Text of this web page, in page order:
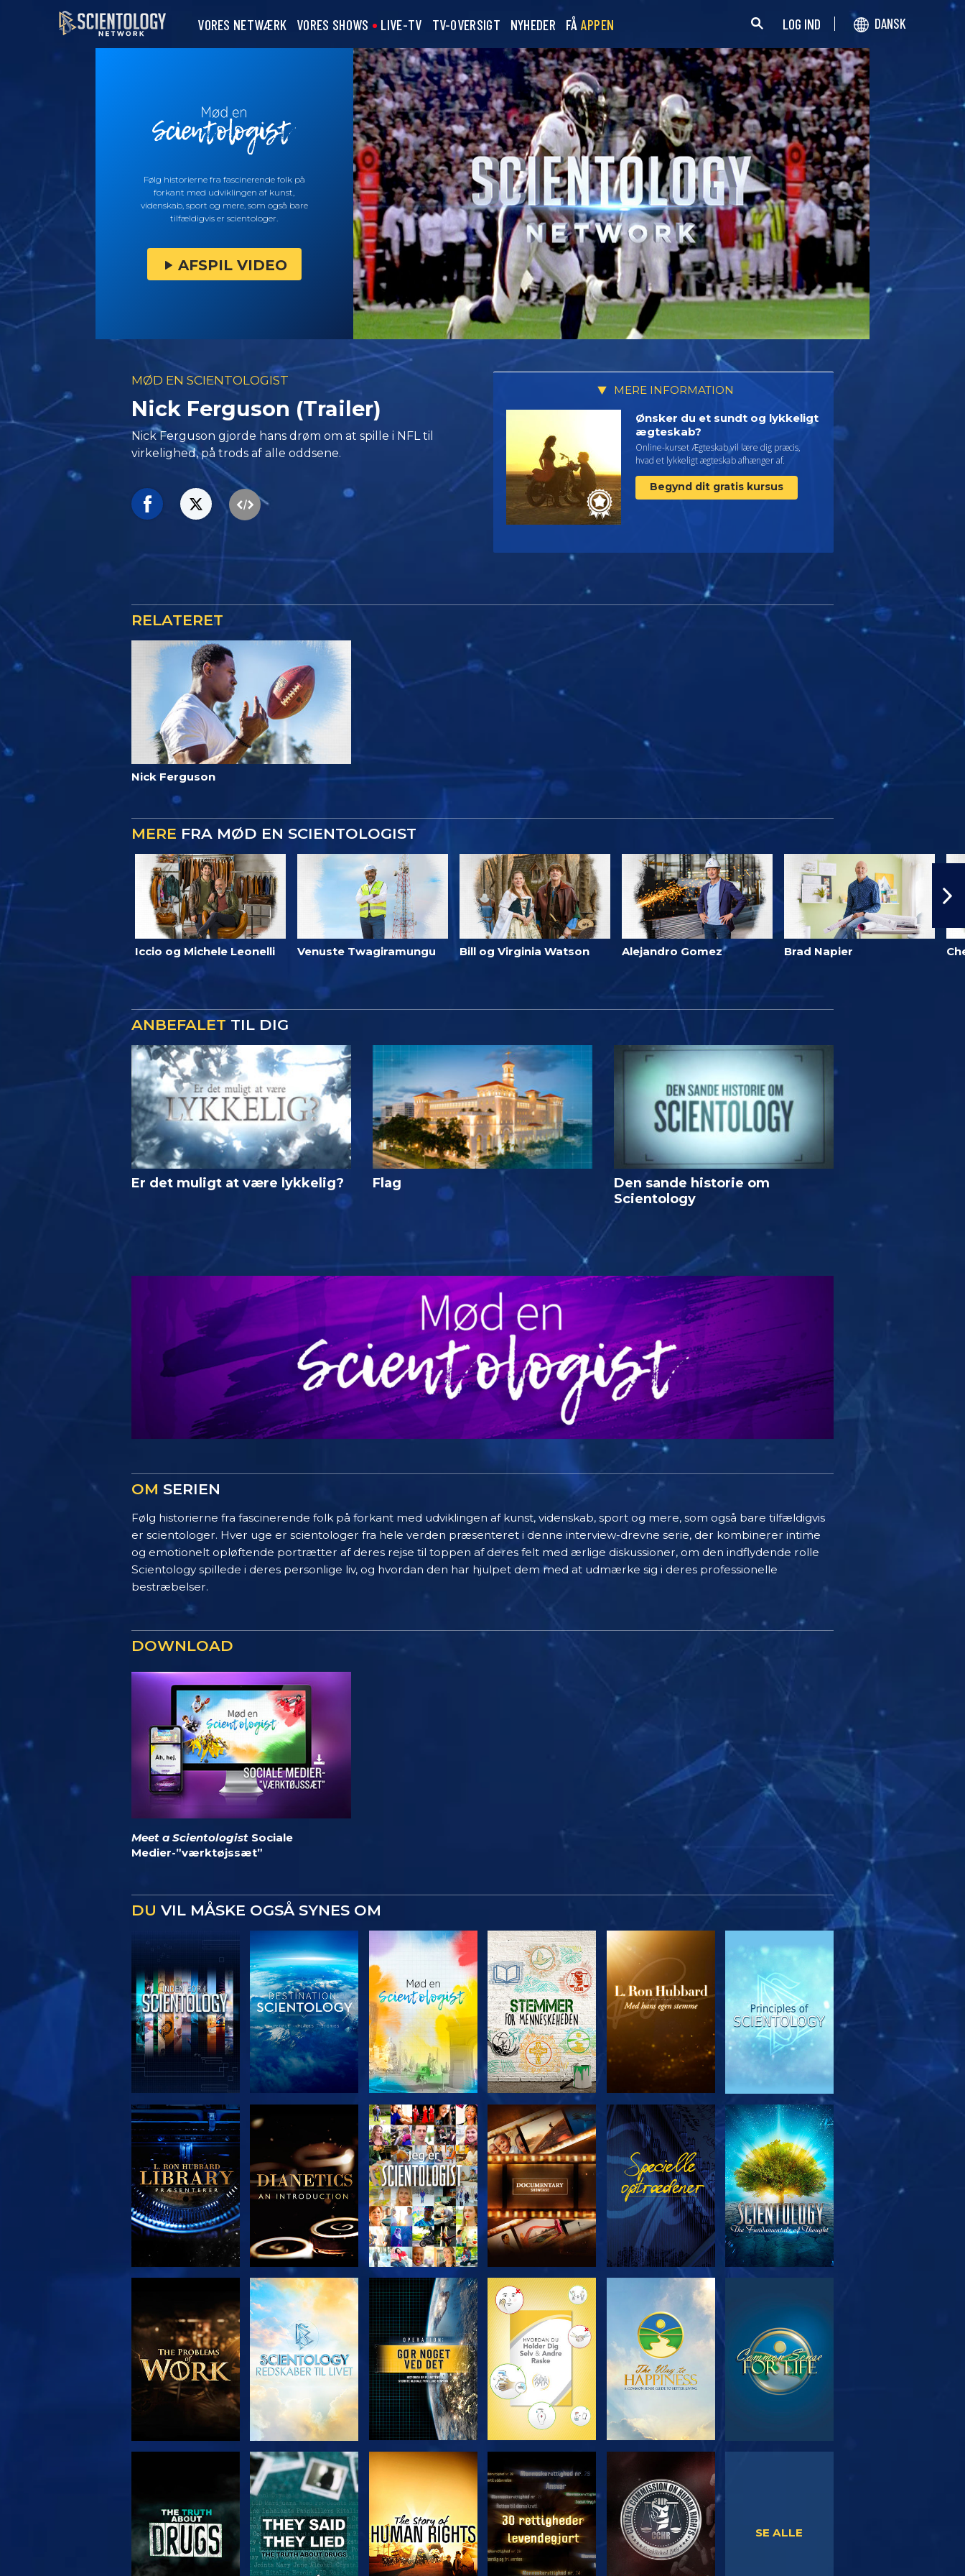
VORES NETWÆRK VORES SHOWS LIVE-TV TV-OVERSIGT NYHEDER FÅ APPEN LOG IND DANSK
Følg historierne fra fascinerende folk på
forkant med udviklingen af kunst,
videnskab, sport og mere, som også bare
tilfældigvis er scientologer.
AFSPIL VIDEO
MØD EN SCIENTOLOGIST
Nick Ferguson (Trailer)
Nick Ferguson gjorde hans drøm om at spille i NFL til
virkelighed, på trods af alle oddsene.
MERE INFORMATION
Ønsker du et sundt og lykkeligt
ægteskab?
Online-kurset Ægteskab vil lære dig præcis,
hvad et lykkeligt ægteskab afhænger af.
Begynd dit gratis kursus
RELATERET
Nick Ferguson
MERE FRA MØD EN SCIENTOLOGIST
Iccio og Michele Leonelli Venuste Twagiramungu Bill og Virginia Watson Alejandro Gomez Brad Napier
ANBEFALET TIL DIG
Er det muligt at være lykkelig? Flag
Den sande historie om
Scientology
OM SERIEN
Følg historierne fra fascinerende folk på forkant med udviklingen af kunst, videnskab, sport og mere, som også bare tilfældigvis
er scientologer. Hver uge er scientologer fra hele verden præsenteret i denne interview-drevne serie, der kombinerer intime
og emotionelt opløftende portrætter af deres rejse til toppen af deres felt med ærlige diskussioner, om den indflydende rolle
Scientology spillede i deres personlige liv, og hvordan den har hjulpet dem med at udmærke sig i deres professionelle
bestræbelser.
DOWNLOAD
Meet a Scientologist Sociale
Medier-”værktøjssæt”
DU VIL MÅSKE OGSÅ SYNES OM
UDFORSK SERIEN UDFORSK SERIEN UDFORSK SERIEN UDFORSK SERIEN UDFORSK SERIEN SE
UDFORSK SERIEN SE UDFORSK SERIEN UDFORSK SERIEN UDFORSK SERIEN
SE SE SE
SE ALLE